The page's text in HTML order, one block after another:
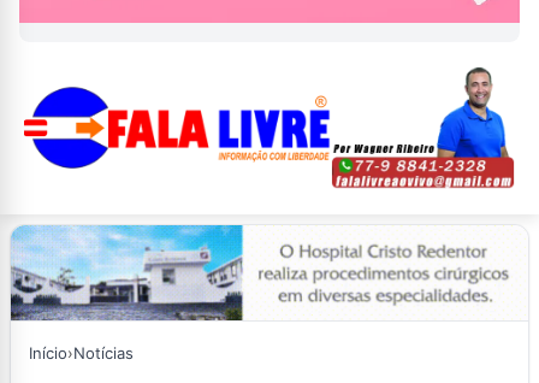
Início›Notícias